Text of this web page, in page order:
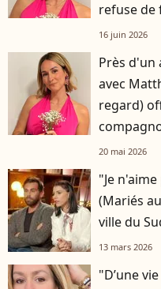
refuse de
16 juin 2026
Près d'un
avec
regard)
20 mai 2026
"Je
(Mariés
ville du
13 mars 2026
"D’une